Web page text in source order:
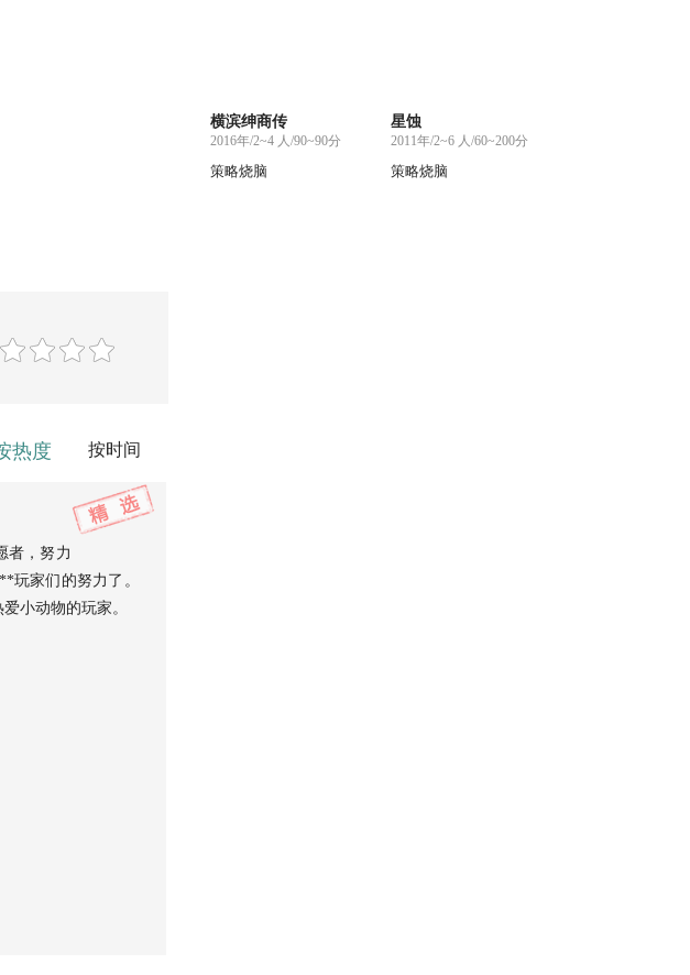
热度 按时间
者，努力
玩家们的努力了。
小动物的玩家。
横滨绅商传
2016年/2~4 人/90~90分
策略烧脑
星蚀
2011年/2~6 人/60~200分
策略烧脑